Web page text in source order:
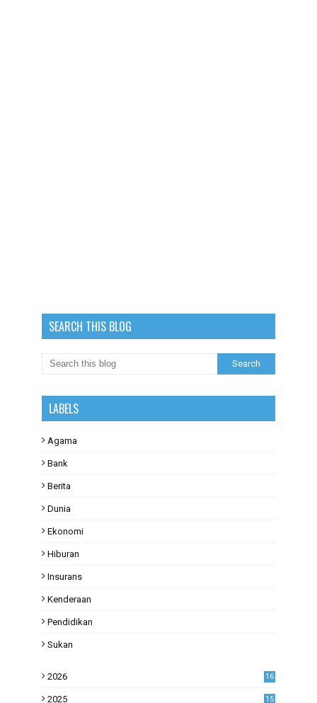
SEARCH THIS BLOG
LABELS
Agama
Bank
Berita
Dunia
Ekonomi
Hiburan
Insurans
Kenderaan
Pendidikan
Sukan
2026 16
2025 15